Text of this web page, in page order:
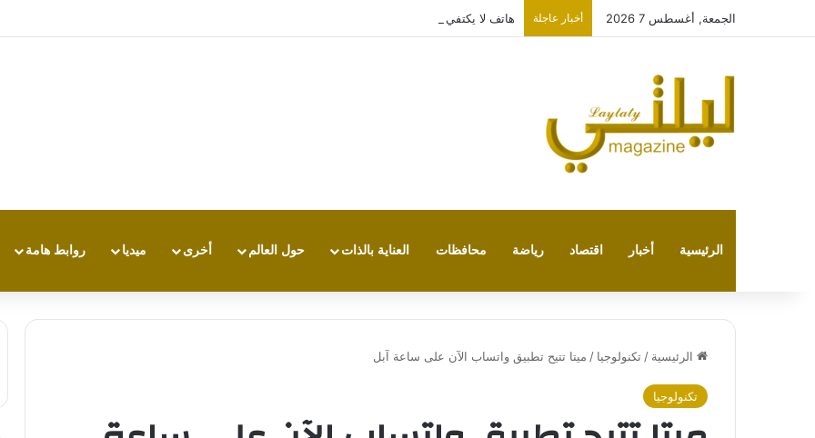
الجمعة, أغسطس 7 2026 أخبار عاجلة هاتف لا يكتفي بتشغيل نفسه: تجربة طاقة متقدمة مع HONOR X7e Plus 5G
الرئيسية أخبار اقتصاد رياضة محافظات العناية بالذات حول العالم أخرى ميديا روابط هامة
الرئيسية / تكنولوجيا / ميتا تتيح تطبيق واتساب الآن على ساعة آبل
تكنولوجيا